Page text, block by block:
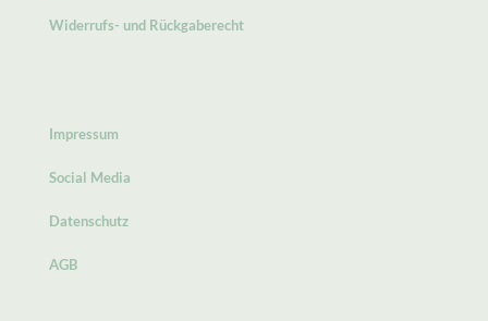
Widerrufs- und Rückgaberecht
Impressum
Social Media
Datenschutz
AGB